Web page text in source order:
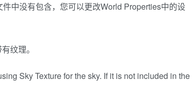
中没有包含，您可以更改World Properties中的设
纹理。
Sky Texture for the sky. If it is not included in the